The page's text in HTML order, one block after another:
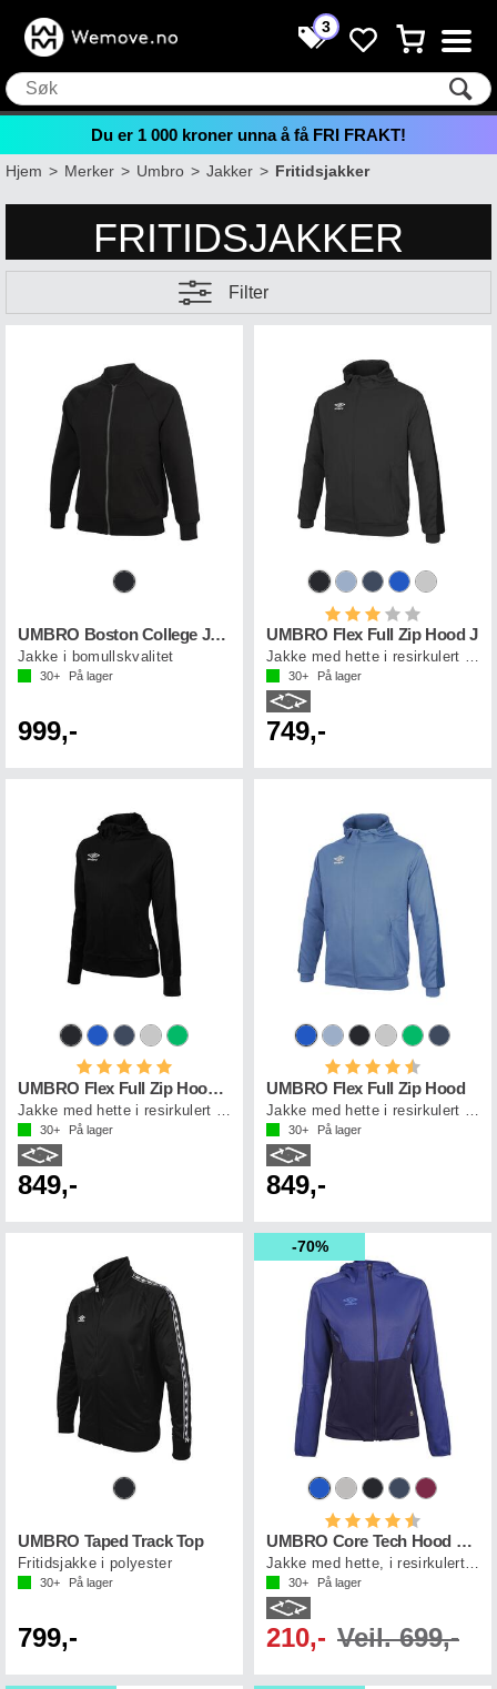
3
Du er 1 000 kroner unna å få FRI FRAKT!
Hjem>Merker>Umbro>Jakker>Fritidsjakker
FRITIDSJAKKER
Filter
UMBRO Boston College Jacket
Jakke i bomullskvalitet
30+ På lager
999,-
Karakter:
UMBRO Flex Full Zip Hood J
30+ På lager
749,-
Karakter:
UMBRO Flex Full Zip Hood W
30+ På lager
849,-
Karakter:
UMBRO Flex Full Zip Hood
30+ På lager
849,-
UMBRO Taped Track Top
Fritidsjakke i polyester
30+ På lager
799,-
70%
Karakter:
UMBRO Core Tech Hood Zip W
Jakke med hette, i resirkulert polyester
30+ På lager
210,- Veil. 699,-